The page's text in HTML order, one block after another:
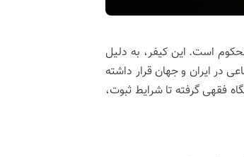
است. این کیفر، به دلیل
ایران و جهان قرار داشته
فقهی گرفته تا شرایط ثبوت،